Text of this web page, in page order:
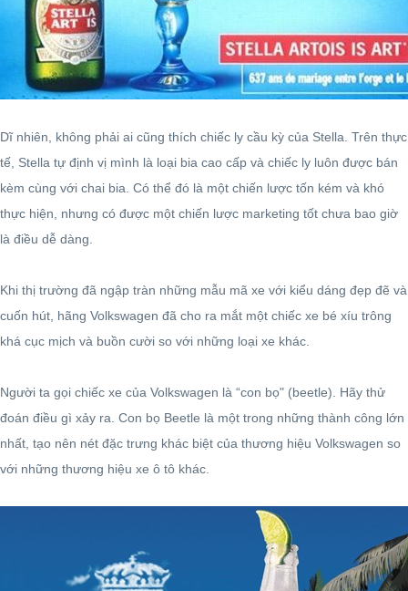
Dĩ nhiên, không phải ai cũng thích chiếc ly cầu kỳ của Stella. Trên thực
tế, Stella tự định vị mình là loại bia cao cấp và chiếc ly luôn được bán
kèm cùng với chai bia. Có thể đó là một chiến lược tốn kém và khó
thực hiện, nhưng có được một chiến lược marketing tốt chưa bao giờ
là điều dễ dàng.
Khi thị trường đã ngập tràn những mẫu mã xe với kiểu dáng đẹp đẽ và
cuốn hút, hãng Volkswagen đã cho ra mắt một chiếc xe bé xíu trông
khá cục mịch và buồn cười so với những loại xe khác.
Người ta gọi chiếc xe của Volkswagen là “con bọ" (beetle). Hãy thử
đoán điều gì xảy ra. Con bọ Beetle là một trong những thành công lớn
nhất, tạo nên nét đặc trưng khác biệt của thương hiệu Volkswagen so
với những thương hiệu xe ô tô khác.